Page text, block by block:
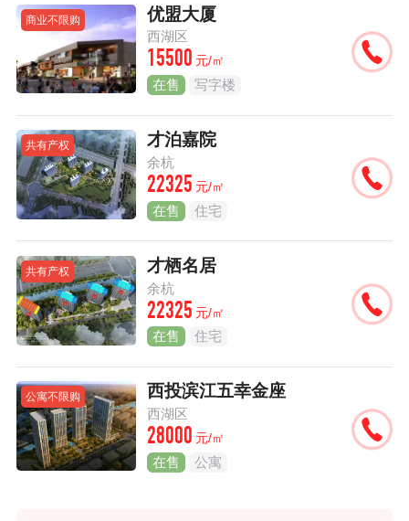
商业不限购 优盟大厦
西湖区
15500 元/㎡
在售 写字楼
共有产权 才泊嘉院
余杭
22325 元/㎡
在售 住宅
共有产权 才栖名居
余杭
22325 元/㎡
在售 住宅
公寓不限购 西投滨江五幸金座
西湖区
28000 元/㎡
在售 公寓